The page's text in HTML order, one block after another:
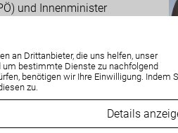
an Drittanbieter, die uns helfen, unser
um bestimmte Dienste zu nachfolgend
benötigen wir Ihre Einwilligung. Indem
zu.
Details
und Innenminister
Langauen bekannt.
das berüchtigte
hat und weiterhin als
hinters Licht geführt. Von
in der